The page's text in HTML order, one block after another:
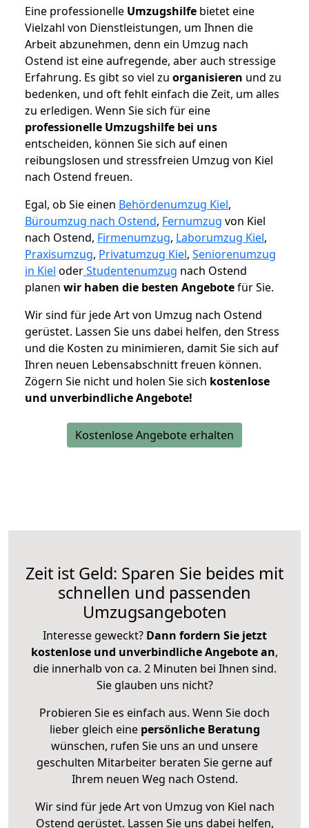
Eine professionelle Umzugshilfe bietet eine
Vielzahl von Dienstleistungen, um Ihnen die
Arbeit abzunehmen, denn ein Umzug nach
Ostend ist eine aufregende, aber auch stressige
Erfahrung. Es gibt so viel zu organisieren und zu
bedenken, und oft fehlt einfach die Zeit, um alles
zu erledigen. Wenn Sie sich für eine
professionelle Umzugshilfe bei uns
entscheiden, können Sie sich auf einen
reibungslosen und stressfreien Umzug von Kiel
nach Ostend freuen.
Egal, ob Sie einen Behördenumzug Kiel,
Büroumzug nach Ostend, Fernumzug von Kiel
nach Ostend, Firmenumzug, Laborumzug Kiel,
Praxisumzug, Privatumzug Kiel, Seniorenumzug
in Kiel oderStudentenumzug nach Ostend
planen wir haben die besten Angebotefür Sie.
Wir sind für jede Art von Umzug nach Ostend
gerüstet. Lassen Sie uns dabei helfen, den Stress
und die Kosten zu minimieren, damit Sie sich auf
Ihren neuen Lebensabschnitt freuen können.
Zögern Sie nicht und holen Sie sich kostenlose
und unverbindliche Angebote!
Kostenlose Angebote erhalten
Zeit ist Geld: Sparen Sie beides mit
schnellen und passenden
Umzugsangeboten
Interesse geweckt? Dann fordern Sie jetzt
kostenlose und unverbindliche Angebote an,
die innerhalb von ca. 2 Minuten bei Ihnen sind.
Sie glauben uns nicht?
Probieren Sie es einfach aus. Wenn Sie doch
lieber gleich eine persönliche Beratung
wünschen, rufen Sie uns an und unsere
geschulten Mitarbeiter beraten Sie gerne auf
Ihrem neuen Weg nach Ostend.
Wir sind für jede Art von Umzug von Kiel nach
Ostend gerüstet. Lassen Sie uns dabei helfen,